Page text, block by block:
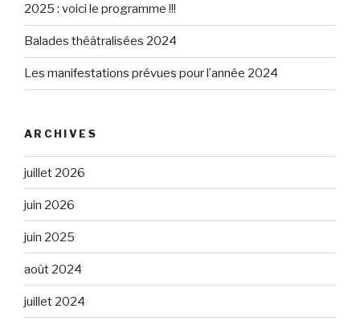
2025 : voici le programme !!!
Balades théâtralisées 2024
Les manifestations prévues pour l’année 2024
ARCHIVES
juillet 2026
juin 2026
juin 2025
août 2024
juillet 2024